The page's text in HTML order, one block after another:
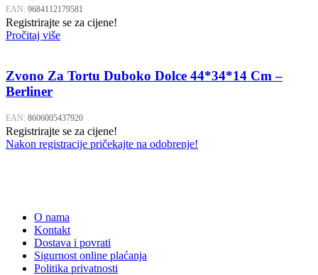
EAN: 9684112179581
Registrirajte se za cijene!
Pročitaj više
Zvono Za Tortu Duboko Dolce 44*34*14 Cm –
Berliner
EAN: 8606005437920
Registrirajte se za cijene!
Nakon registracije pričekajte na odobrenje!
O nama
Kontakt
Dostava i povrati
Sigurnost online plaćanja
Politika privatnosti